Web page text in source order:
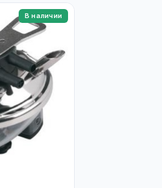
В наличии